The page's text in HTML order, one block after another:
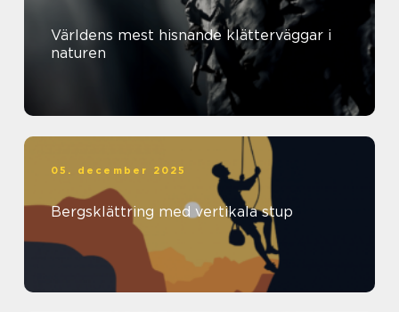
Världens mest hisnande klätterväggar i
naturen
05. december 2025
Bergsklättring med vertikala stup